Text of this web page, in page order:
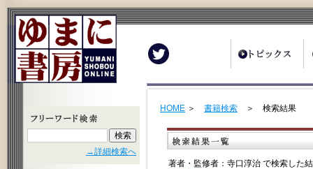
→詳細検索へ
HOME ＞ 書籍検索 ＞ 検索結果
著者・監修者：寺口淳治 で検索した